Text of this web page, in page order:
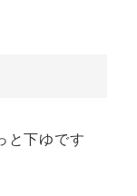
と下ゆです